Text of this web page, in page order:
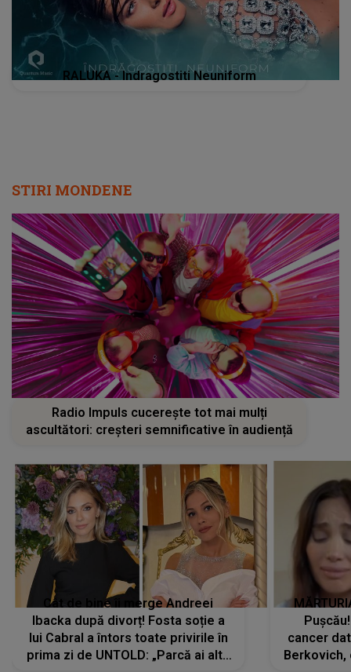
RALUKA - Indragostiti Neuniform
STIRI MONDENE
Radio Impuls cucerește tot mai mulți
ascultători: creșteri semnificative în audiență
Cât de bine îi merge Andreei
Ibacka după divorț! Fosta soție a
lui Cabral a întors toate privirile în
prima zi de UNTOLD: „Parcă ai altă
cancer
Berkovich,